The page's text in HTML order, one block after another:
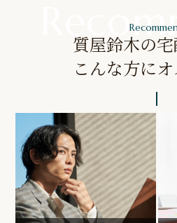
質屋鈴木の
こんな方にオ